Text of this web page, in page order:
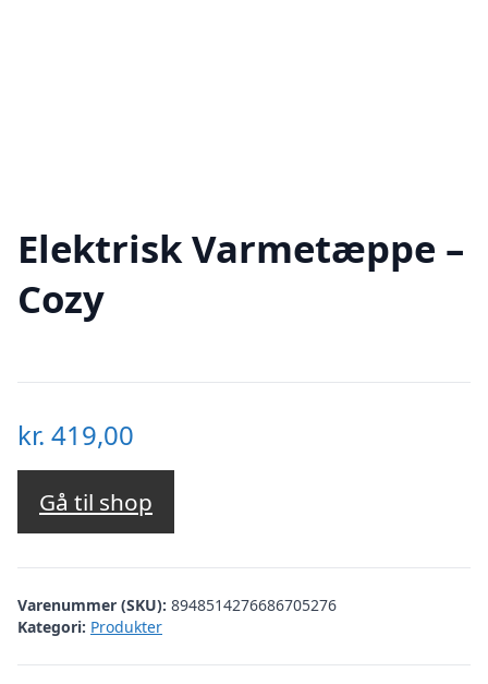
Elektrisk Varmetæppe –
Cozy
kr. 419,00
Gå til shop
Varenummer (SKU): 8948514276686705276
Kategori: Produkter